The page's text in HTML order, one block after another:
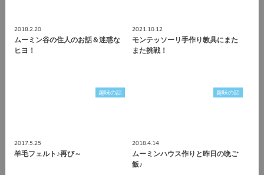
2018.2.20
ムーミン谷の住人のお話＆迷惑な
ヒヨ！
2021.10.12
モンテッソーリ手作り教具にまた
また挑戦！
趣味の話
2017.5.25
羊毛フェルト♪再び～
趣味の話
2018.4.14
ムーミンハウス作りと昨日の晩ご
飯♪